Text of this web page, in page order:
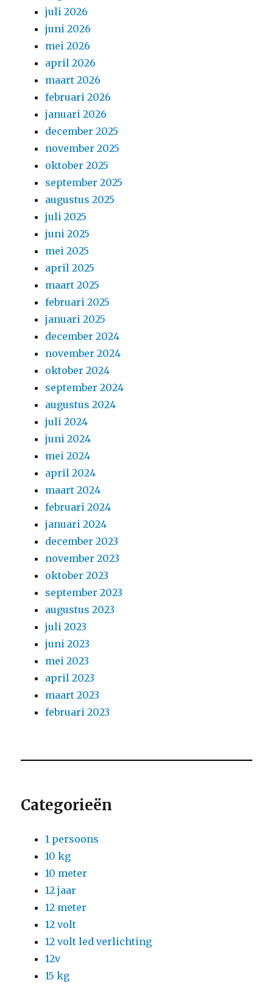
juli 2026
juni 2026
mei 2026
april 2026
maart 2026
februari 2026
januari 2026
december 2025
november 2025
oktober 2025
september 2025
augustus 2025
juli 2025
juni 2025
mei 2025
april 2025
maart 2025
februari 2025
januari 2025
december 2024
november 2024
oktober 2024
september 2024
augustus 2024
juli 2024
juni 2024
mei 2024
april 2024
maart 2024
februari 2024
januari 2024
december 2023
november 2023
oktober 2023
september 2023
augustus 2023
juli 2023
juni 2023
mei 2023
april 2023
maart 2023
februari 2023
Categorieën
1 persoons
10 kg
10 meter
12 jaar
12 meter
12 volt
12 volt led verlichting
12v
15 kg